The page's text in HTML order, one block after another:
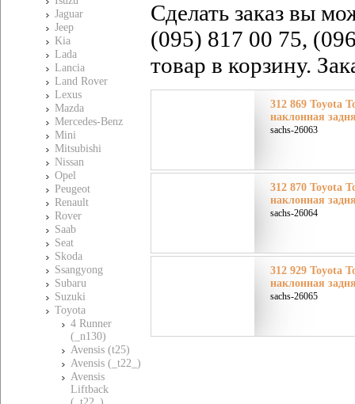
Jaguar
Jeep
Kia
Lada
Lancia
Land Rover
Lexus
Mazda
Mercedes-Benz
Mini
Mitsubishi
Nissan
Opel
Peugeot
Renault
Rover
Saab
Seat
Skoda
Ssangyong
Subaru
Suzuki
Toyota
4 Runner
(_n130)
Avensis (t25)
Avensis (_t22_)
Avensis
Liftback
Сделать заказ вы
(095) 817 00 75,
товар в корзину.
312 869 Toyota
наклонная
sachs-26063
312 870 Toyota
наклонная
sachs-26064
312 929 Toyota
наклонная
sachs-26065